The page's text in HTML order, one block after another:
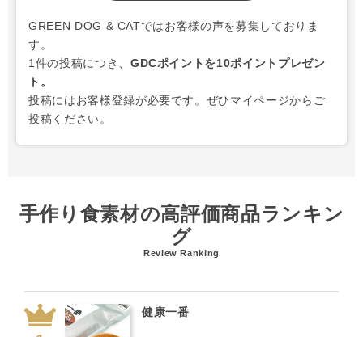
GREEN DOG & CATではお客様の声を募集しておりま
す。
1件の投稿につき、 GDCポイントを10ポイントプレゼン
ト。
投稿にはお客様登録が必要です。ぜひマイページからご
投稿ください。
手作り食素材の高評価商品ランキン
グ
Review Ranking
健康一番